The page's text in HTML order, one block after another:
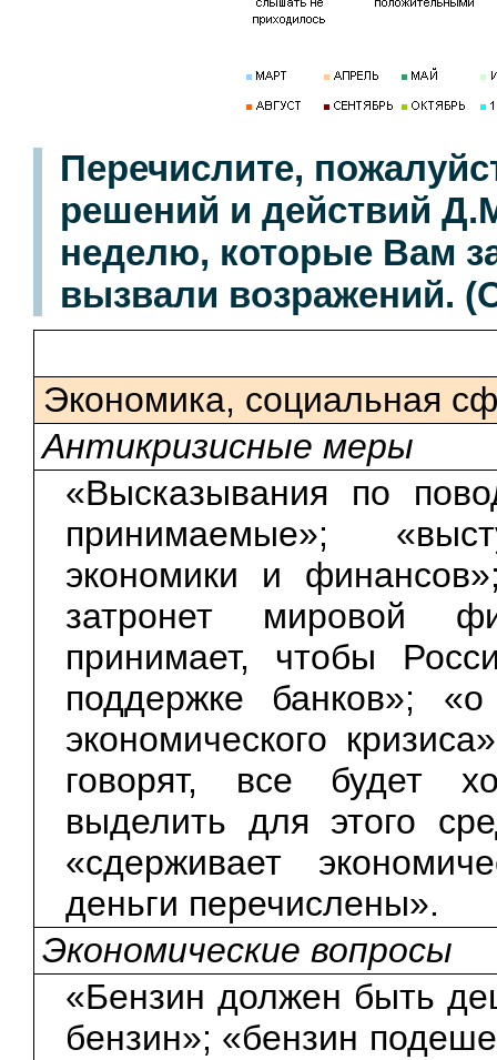
Перечислите,
решений и действий
неделю, которые Вам
вызвали возражений.
Экономика, социальная
Антикризисные меры
«Высказывания по
принимаемые»;
экономики и
затронет мировой
принимает, чтобы
поддержке банков»;
экономического
говорят, все будет
выделить для этого
«сдерживает
деньги перечислены».
Экономические вопросы
«Бензин должен быть
бензин»; «бензин